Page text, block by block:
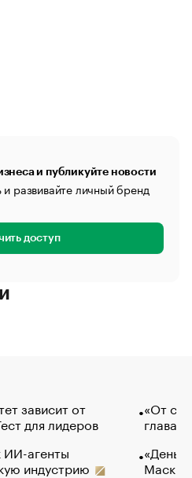
и публикуйте новости
развивайте личный бренд
доступ
зависит от
для лидеров
ИИ-агенты
индустрию
«От
глава
Маск в